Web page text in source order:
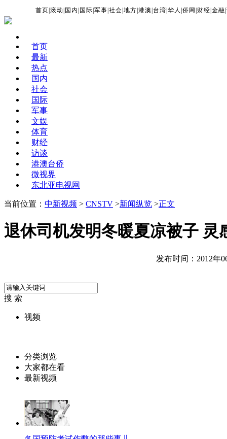
首页 |滚动 国内 国际 |军事 |社会 |地方 |港澳 台湾 |华人 |侨网 财经 |金融 |
首页
最新
热点
国内
社会
国际
军事
文娱
体育
财经
访谈
港澳台侨
微视界
东北亚电视网
当前位置： 中新视频 > CNSTV >新闻纵览 >正文
退休司机发明冬暖夏凉被子 灵
发布时间：2012年
搜 索
视频
分类浏览
大家都在看
最新视频